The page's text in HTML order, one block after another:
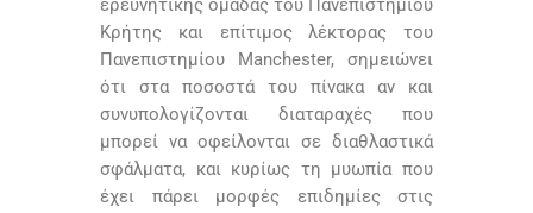
ερευνητικής ομάδας του Πανεπιστημίου
Κρήτης και επίτιμος λέκτορας του
Πανεπιστημίου Manchester, σημειώνει
ότι στα ποσοστά του πίνακα αν και
συνυπολογίζονται διαταραχές που
μπορεί να οφείλονται σε διαθλαστικά
σφάλματα, και κυρίως τη μυωπία που
έχει πάρει μορφές επιδημίες στις